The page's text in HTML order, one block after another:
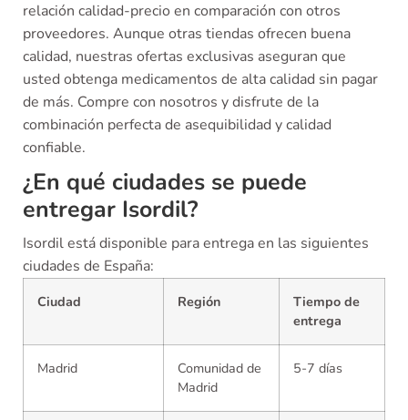
relación calidad-precio en comparación con otros
proveedores. Aunque otras tiendas ofrecen buena
calidad, nuestras ofertas exclusivas aseguran que
usted obtenga medicamentos de alta calidad sin pagar
de más. Compre con nosotros y disfrute de la
combinación perfecta de asequibilidad y calidad
confiable.
¿En qué ciudades se puede
entregar Isordil?
Isordil está disponible para entrega en las siguientes
ciudades de España:
Ciudad Región
Tiempo de
entrega
Madrid
Comunidad de
Madrid
5-7 días